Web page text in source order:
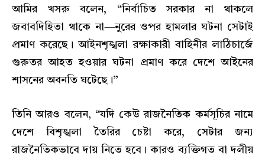
আমির খসরু বলেন, “নির্বাচিত সরকার না থাকলে
জবাবদিহিতা থাকে না—নুরের ওপর হামলার ঘটনা সেটাই
প্রমাণ করেছে। আইনশৃঙ্খলা রক্ষাকারী বাহিনীর লাঠিচার্জে
গুরুতর আহত হওয়ার ঘটনা প্রমাণ করে দেশে আইনের
শাসনের অবনতি ঘটেছে।”
তিনি আরও বলেন, “যদি কেউ রাজনৈতিক কর্মসূচির নামে
দেশে বিশৃঙ্খলা তৈরির চেষ্টা করে, সেটার জন্য
রাজনৈতিকভাবে দায় নিতে হবে। কারও ব্যক্তিগত বা দলীয়